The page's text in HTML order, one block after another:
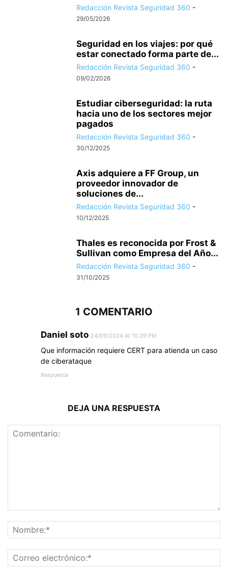
Redacción Revista Seguridad 360 -
29/05/2026
Seguridad en los viajes: por qué
estar conectado forma parte de...
Redacción Revista Seguridad 360 -
09/02/2026
Estudiar ciberseguridad: la ruta
hacia uno de los sectores mejor
pagados
Redacción Revista Seguridad 360 -
30/12/2025
Axis adquiere a FF Group, un
proveedor innovador de
soluciones de...
Redacción Revista Seguridad 360 -
10/12/2025
Thales es reconocida por Frost &
Sullivan como Empresa del Año...
Redacción Revista Seguridad 360 -
31/10/2025
1 COMENTARIO
Daniel soto 24/09/2024 At 10:39 PM
Que información requiere CERT para atienda un caso
de ciberataque
Respuesta
DEJA UNA RESPUESTA